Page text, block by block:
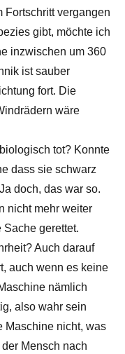
Fortschritt vergangen
gibt, möchte ich
inzwischen um 360
ist sauber
fort. Die
wäre
tot? Konnte
dass sie schwarz
doch, das war so.
nicht mehr weiter
gerettet.
Auch darauf
auch wenn es keine
nämlich
also wahr sein
Maschine nicht, was
Mensch nach